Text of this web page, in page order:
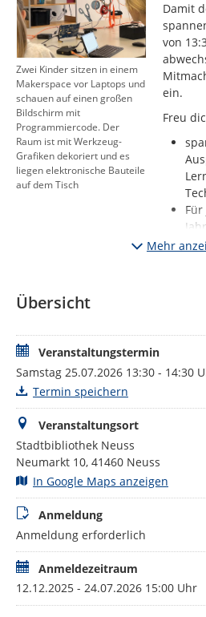
Zwei Kinder sitzen in einem
Makerspace vor Laptops und
schauen auf einen großen
Bildschirm mit
Programmiercode. Der
Raum ist mit Werkzeug-
Grafiken dekoriert und es
liegen elektronische Bauteile
auf dem Tisch
Damit
von
ein.
Freu
Ein
Im Makerspace der Stadtbibliothek
auch in Eigenregie durchführen.
Verfügung stehen und wie das
unsererHomepage.
Schaut doch auch mal bei unserer
Dinge“ vorbei. Leihen statt kaufen!
Werde ein Maker!
Zurück zur Veranstaltungsübersicht.
Mehr
Übersicht
Veranstaltungstermin
Samstag 25.07.2026 13:30 - 14:30
Termin speichern
Veranstaltungsort
Stadtbibliothek Neuss
Neumarkt 10, 41460 Neuss
In Google Maps anzeigen
Anmeldung
Anmeldung erforderlich
Anmeldezeitraum
12.12.2025 - 24.07.2026 15:00 Uhr